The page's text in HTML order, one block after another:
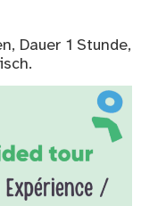
Dauer 1 Stunde,